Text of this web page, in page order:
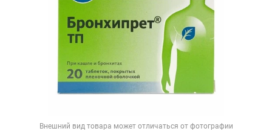
Внешний вид товара может отличаться от фотографии